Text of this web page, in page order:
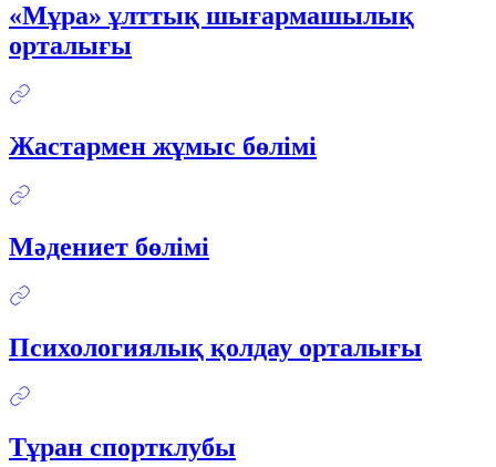
«Мұра» ұлттық шығармашылық
орталығы
Жастармен жұмыс бөлімі
Мәдениет бөлімі
Психологиялық қолдау орталығы
Тұран спортклубы